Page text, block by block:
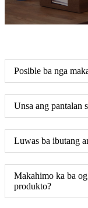
Posible ba nga
Unsa ang pantalan
Luwas ba ibutang
Makahimo ka ba
produkto?